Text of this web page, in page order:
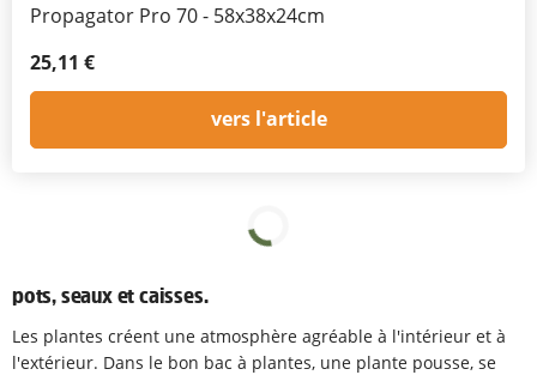
Propagator Pro 70 - 58x38x24cm
25,11 €
vers l'article
pots, seaux et caisses.
Les plantes créent une atmosphère agréable à l'intérieur et à
l'extérieur. Dans le bon bac à plantes, une plante pousse, se